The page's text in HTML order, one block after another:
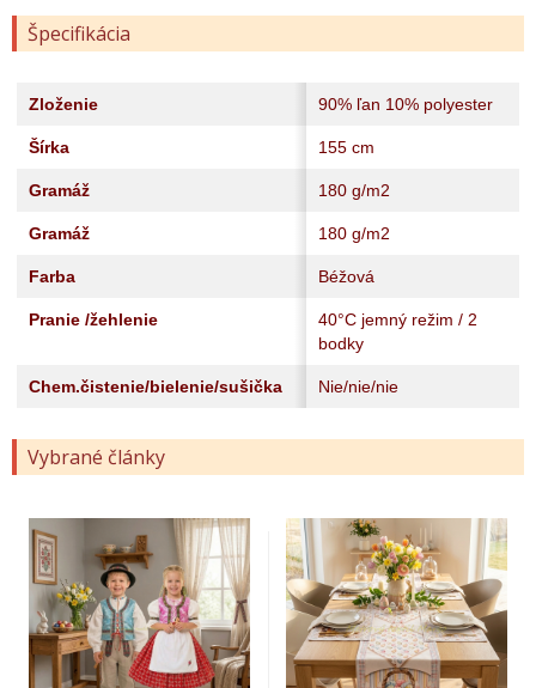
Špecifikácia
Zloženie 90% ľan 10% polyester
Šírka 155 cm
Gramáž 180 g/m2
Gramáž 180 g/m2
Farba Béžová
Pranie /žehlenie
40°C jemný režim / 2
bodky
Chem.čistenie/bielenie/sušička Nie/nie/nie
Vybrané články